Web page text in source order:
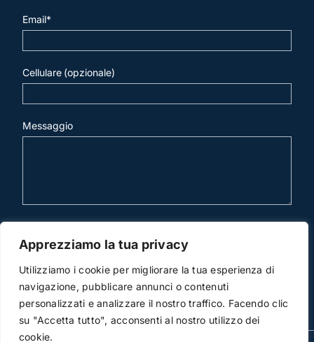
Apprezziamo la tua privacy
Utilizziamo i cookie per migliorare la tua esperienza di
navigazione, pubblicare annunci o contenuti
personalizzati e analizzare il nostro traffico. Facendo clic
su "Accetta tutto", acconsenti al nostro utilizzo dei
cookie.
Email*
Cellulare (opzionale)
Messaggio
invia mail